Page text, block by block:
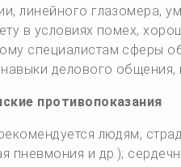
линейного глазомера,
в условиях помех,
специалистам сферы
делового общения,
противопоказания
людям,
пневмония и др.);